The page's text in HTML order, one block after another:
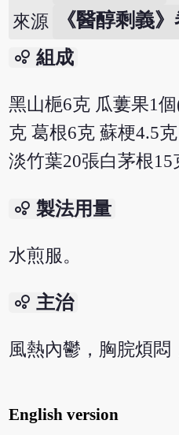
來源 《醫醇剩義
bubble_chart 組成
黑山梔6克 瓜蔞果1
克 葛根6克 蘇梗4.5
淡竹葉20張白茅根15
bubble_chart 製法用量
水煎服。
bubble_chart 主治
風熱內鬱，胸脘煩悶
English version